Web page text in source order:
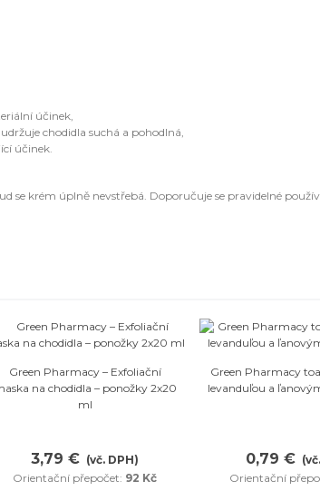
účinek,
chodidla suchá a pohodlná,
účinek.
se krém úplně nevstřebá. Doporučuje se pravidelné
Oblíbené
Green Pharmacy – Exfoliační
na chodidla – ponožky 2x20
ml
3,79 € (vč. DPH)
Orientační přepočet: 92 Kč
Green Pharmacy
levanduľou a
0,79 €
Orientační